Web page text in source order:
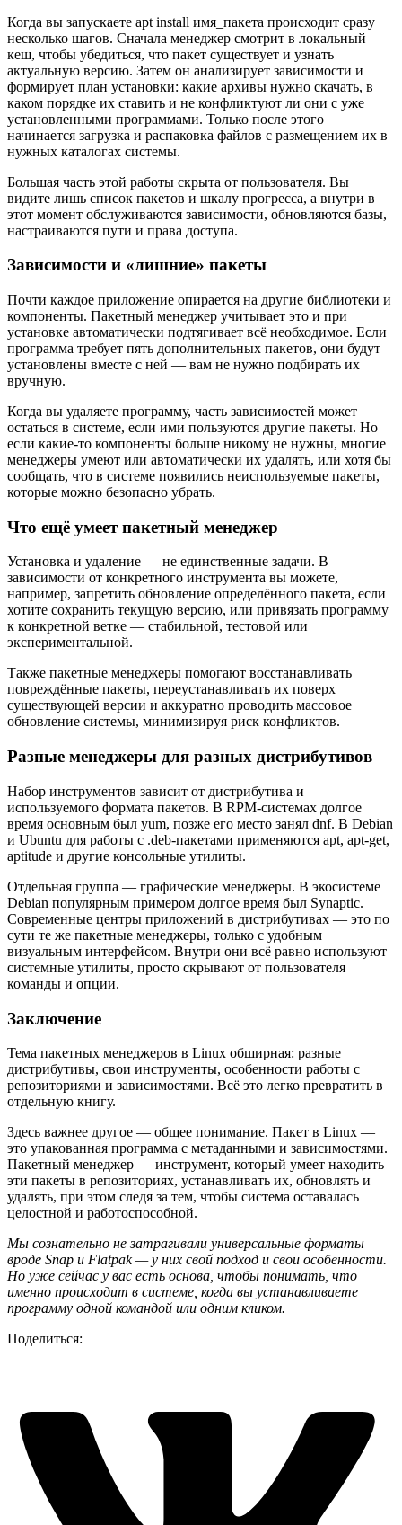
Когда вы запускаете apt install имя_пакета происходит сразу
несколько шагов. Сначала менеджер смотрит в локальный
кеш, чтобы убедиться, что пакет существует и узнать
актуальную версию. Затем он анализирует зависимости и
формирует план установки: какие архивы нужно скачать, в
каком порядке их ставить и не конфликтуют ли они с уже
установленными программами. Только после этого
начинается загрузка и распаковка файлов с размещением их в
нужных каталогах системы.
Большая часть этой работы скрыта от пользователя. Вы
видите лишь список пакетов и шкалу прогресса, а внутри в
этот момент обслуживаются зависимости, обновляются базы,
настраиваются пути и права доступа.
Зависимости и «лишние» пакеты
Почти каждое приложение опирается на другие библиотеки и
компоненты. Пакетный менеджер учитывает это и при
установке автоматически подтягивает всё необходимое. Если
программа требует пять дополнительных пакетов, они будут
установлены вместе с ней — вам не нужно подбирать их
вручную.
Когда вы удаляете программу, часть зависимостей может
остаться в системе, если ими пользуются другие пакеты. Но
если какие-то компоненты больше никому не нужны, многие
менеджеры умеют или автоматически их удалять, или хотя бы
сообщать, что в системе появились неиспользуемые пакеты,
которые можно безопасно убрать.
Что ещё умеет пакетный менеджер
Установка и удаление — не единственные задачи. В
зависимости от конкретного инструмента вы можете,
например, запретить обновление определённого пакета, если
хотите сохранить текущую версию, или привязать программу
к конкретной ветке — стабильной, тестовой или
экспериментальной.
Также пакетные менеджеры помогают восстанавливать
повреждённые пакеты, переустанавливать их поверх
существующей версии и аккуратно проводить массовое
обновление системы, минимизируя риск конфликтов.
Разные менеджеры для разных дистрибутивов
Набор инструментов зависит от дистрибутива и
используемого формата пакетов. В RPM-системах долгое
время основным был yum, позже его место занял dnf. В Debian
и Ubuntu для работы с .deb-пакетами применяются apt, apt-get,
aptitude и другие консольные утилиты.
Отдельная группа — графические менеджеры. В экосистеме
Debian популярным примером долгое время был Synaptic.
Современные центры приложений в дистрибутивах — это по
сути те же пакетные менеджеры, только c удобным
визуальным интерфейсом. Внутри они всё равно используют
системные утилиты, просто скрывают от пользователя
команды и опции.
Заключение
Тема пакетных менеджеров в Linux обширная: разные
дистрибутивы, свои инструменты, особенности работы с
репозиториями и зависимостями. Всё это легко превратить в
отдельную книгу.
Здесь важнее другое — общее понимание. Пакет в Linux —
это упакованная программа с метаданными и зависимостями.
Пакетный менеджер — инструмент, который умеет находить
эти пакеты в репозиториях, устанавливать их, обновлять и
удалять, при этом следя за тем, чтобы система оставалась
целостной и работоспособной.
Мы сознательно не затрагивали универсальные форматы
вроде Snap и Flatpak — у них свой подход и свои особенности.
Но уже сейчас у вас есть основа, чтобы понимать, что
именно происходит в системе, когда вы устанавливаете
программу одной командой или одним кликом.
Поделиться: